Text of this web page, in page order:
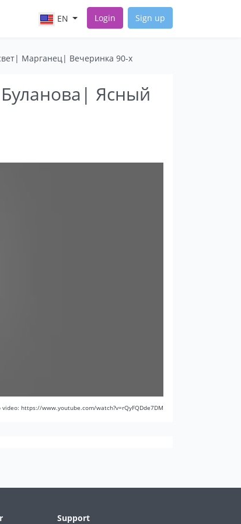
EN Login Sign up
Марганец| Вечеринка 90-х
Ясный
video: https://www.youtube.com/watch?v=rQyFQDde7DM
Support